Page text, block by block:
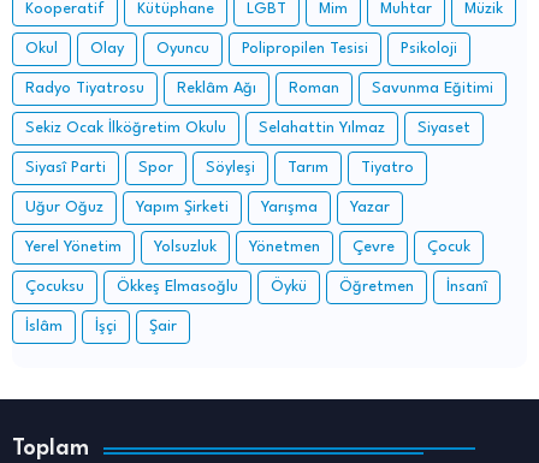
Kooperatif Kütüphane LGBT Mim Muhtar Müzik
Okul Olay Oyuncu Polipropilen Tesisi Psikoloji
Radyo Tiyatrosu Reklâm Ağı Roman Savunma Eğitimi
Sekiz Ocak İlköğretim Okulu Selahattin Yılmaz Siyaset
Siyasî Parti Spor Söyleşi Tarım Tiyatro
Uğur Oğuz Yapım Şirketi Yarışma Yazar
Yerel Yönetim Yolsuzluk Yönetmen Çevre Çocuk
Çocuksu Ökkeş Elmasoğlu Öykü Öğretmen İnsanî
İslâm İşçi Şair
Toplam